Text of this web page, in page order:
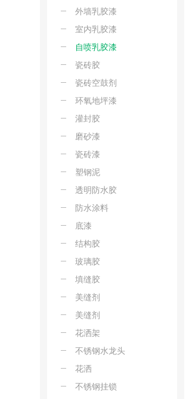
外墙乳胶漆
室内乳胶漆
自喷乳胶漆
瓷砖胶
瓷砖空鼓剂
环氧地坪漆
灌封胶
磨砂漆
瓷砖漆
塑钢泥
透明防水胶
防水涂料
底漆
结构胶
玻璃胶
填缝胶
美缝剂
美缝剂
花洒架
不锈钢水龙头
花洒
不锈钢挂锁